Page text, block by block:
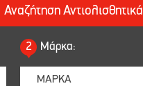
Αναζήτηση Αντιολισθητικά
2 Μάρκα: